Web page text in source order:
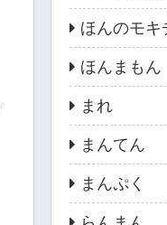
ほんのモキ
ほんまもん
まれ
まんてん
まんぷく